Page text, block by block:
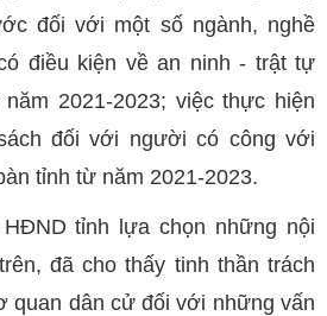
đối với một số ngành, nghề
điều kiện về an ninh - trật tự
2021-2023; việc thực hiện
đối với người có công với
tỉnh từ năm 2021-2023.
tỉnh lựa chọn những nội
đã cho thấy tinh thần trách
quan dân cử đối với những vấn